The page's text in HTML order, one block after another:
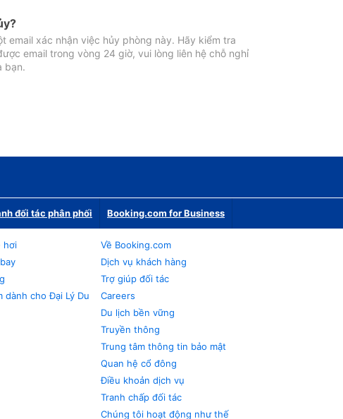
email xác nhận việc hủy phòng này. Hãy kiểm tra
email trong vòng 24 giờ, vui lòng liên hệ chỗ nghỉ
bạn.
đối tác phân phối Booking.com for Business
hơi
dành cho Đại Lý Du
Về Booking.com
Dịch vụ khách hàng
Trợ giúp đối tác
Careers
Du lịch bền vững
Truyền thông
Trung tâm thông tin bảo mật
Quan hệ cổ đông
Điều khoản dịch vụ
Tranh chấp đối tác
Chúng tôi hoạt động như thế